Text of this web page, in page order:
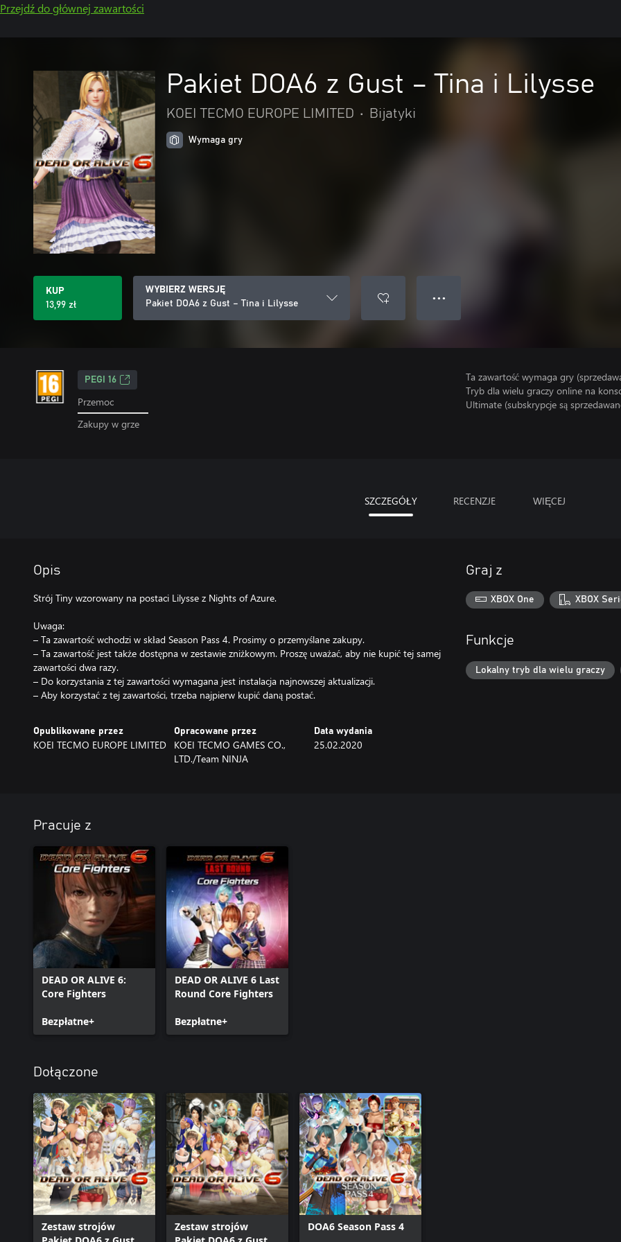
Przejdź do głównej zawartości
Pakiet DOA6 z Gust – Tina i Lilysse
KOEI TECMO EUROPE LIMITED • Bijatyki
Wymaga gry
KUP
13,99 zł
WYBIERZ WERSJĘ
Pakiet DOA6 z Gust – Tina i Lilysse
● ● ●
PEGI 16
Przemoc
Zakupy w grze
Ta zawartość wymaga gry
Tryb dla wielu graczy online na
Ultimate (subskrypcje są
SZCZEGÓŁY RECENZJE WIĘCEJ
Opis
Strój Tiny wzorowany na postaci Lilysse z Nights of Azure.
Uwaga:
– Ta zawartość wchodzi w skład Season Pass 4. Prosimy o przemyślane zakupy.
– Ta zawartość jest także dostępna w zestawie zniżkowym. Proszę uważać, aby nie kupić tej samej
zawartości dwa razy.
– Do korzystania z tej zawartości wymagana jest instalacja najnowszej aktualizacji.
– Aby korzystać z tej zawartości, trzeba najpierw kupić daną postać.
Opublikowane przez
KOEI TECMO EUROPE LIMITED
Opracowane przez
KOEI TECMO GAMES CO.,
LTD./Team NINJA
Data wydania
25.02.2020
Graj z
XBOX One XBOX
Funkcje
Lokalny tryb dla wielu graczy
Pracuje z
DEAD OR ALIVE 6:
Core Fighters
Bezpłatne+
DEAD OR ALIVE 6 Last
Round Core Fighters
Bezpłatne+
Dołączone
Zestaw strojów
Zestaw strojów
DOA6 Season Pass 4